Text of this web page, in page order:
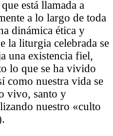
está llamada a
a lo largo de toda
dinámica ética y
la liturgia celebrada se
una existencia fiel,
lo que se ha vivido
como nuestra vida se
vivo, santo y
nuestro «culto